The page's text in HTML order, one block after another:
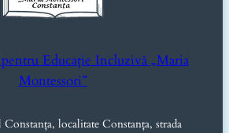
Educație Incluzivă „Maria
Montessori”
localitate Constanța, strada